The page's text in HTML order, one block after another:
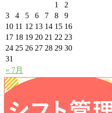
« 7月
1
2
3
4 5 6 7 8
9
10 11 12 13 14 15 16
17 18 19 20 21 22 23
24 25 26 27 28 29 30
31